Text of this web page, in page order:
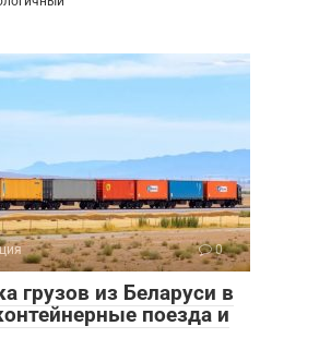
0
грузов из Беларуси в
поезда и